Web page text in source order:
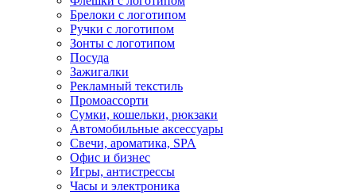
Брелоки с логотипом
Ручки с логотипом
Зонты с логотипом
Посуда
Зажигалки
Рекламный текстиль
Промоассорти
Сумки, кошельки, рюкзаки
Автомобильные аксессуары
Свечи, ароматика, SPA
Офис и бизнес
Игры, антистрессы
Часы и электроника